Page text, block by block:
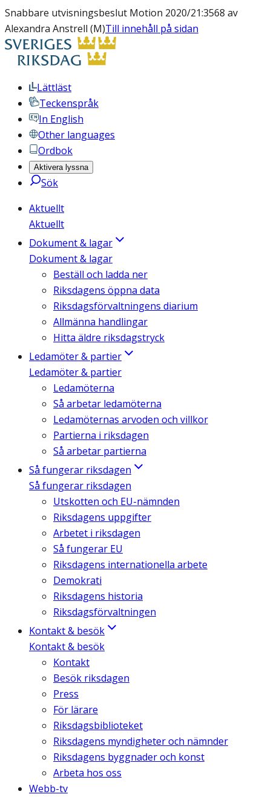
Snabbare utvisningsbeslut Motion 2020/21:3568 av
Alexandra Anstrell (M)Till innehåll på sidan
Lättläst
Teckenspråk
In English
Other languages
Ordbok
Aktivera lyssna
Sök
Aktuellt
Aktuellt
Dokument & lagar
Dokument & lagar
Beställ och ladda ner
Riksdagens öppna data
Riksdagsförvaltningens diarium
Allmänna handlingar
Hitta äldre riksdagstryck
Ledamöter & partier
Ledamöter & partier
Ledamöterna
Så arbetar ledamöterna
Ledamöternas arvoden och villkor
Partierna i riksdagen
Så arbetar partierna
Så fungerar riksdagen
Så fungerar riksdagen
Utskotten och EU-nämnden
Riksdagens uppgifter
Arbetet i riksdagen
Så fungerar EU
Riksdagens internationella arbete
Demokrati
Riksdagens historia
Riksdagsförvaltningen
Kontakt & besök
Kontakt & besök
Kontakt
Besök riksdagen
Press
För lärare
Riksdagsbiblioteket
Riksdagens myndigheter och nämnder
Riksdagens byggnader och konst
Arbeta hos oss
Webb-tv